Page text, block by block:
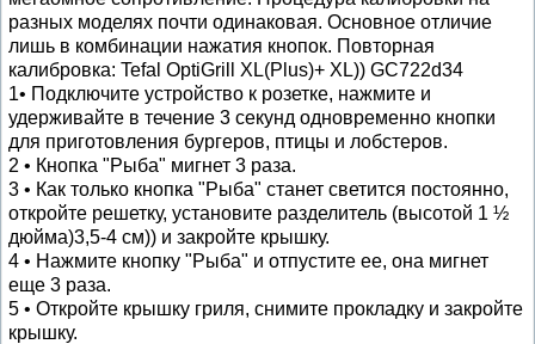
разных моделях почти одинаковая. Основное отличие
лишь в комбинации нажатия кнопок. Повторная
калибровка: Tefal OptiGrill XL(Plus)+ XL)) GC722d34
1• Подключите устройство к розетке, нажмите и
удерживайте в течение 3 секунд одновременно кнопки
для приготовления бургеров, птицы и лобстеров.
2 • Кнопка "Рыба" мигнет 3 раза.
3 • Как только кнопка "Рыба" станет светится постоянно,
откройте решетку, установите разделитель (высотой 1 ½
дюйма)3,5-4 см)) и закройте крышку.
4 • Нажмите кнопку "Рыба" и отпустите ее, она мигнет
еще 3 раза.
5 • Откройте крышку гриля, снимите прокладку и закройте
крышку.